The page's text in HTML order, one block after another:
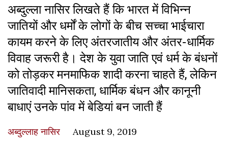
अब्दुल्ला नासिर लिखते हैं कि भारत में विभिन्न
जातियों और धर्मों के लोगों के बीच सच्चा भाईचारा
कायम करने के लिए अंतरजातीय और अंतर-धार्मिक
विवाह जरूरी है। देश के युवा जाति एवं धर्म के बंधनों
को तोड़कर मनमाफिक शादी करना चाहते हैं, लेकिन
जातिवादी मानिसकता, धार्मिक बंधन और कानूनी
बाधाएं उनके पांव में बेडियां बन जाती हैं
अब्दुल्लाह नासिर August 9, 2019